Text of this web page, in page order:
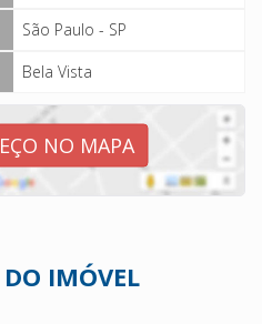
São Paulo - SP
Bela Vista
NO MAPA
DO IMÓVEL